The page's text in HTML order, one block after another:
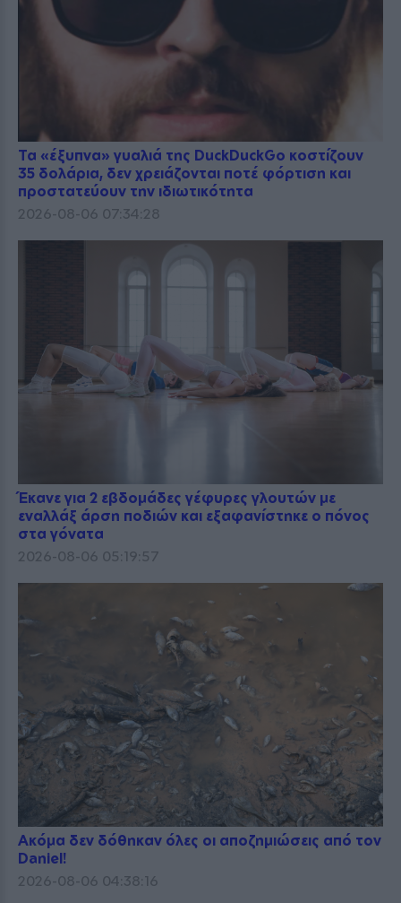
Τα «έξυπνα» γυαλιά της DuckDuckGo κοστίζουν
35 δολάρια, δεν χρειάζονται ποτέ φόρτιση και
προστατεύουν την ιδιωτικότητα
2026-08-06 07:34:28
Έκανε για 2 εβδομάδες γέφυρες γλουτών με
εναλλάξ άρση ποδιών και εξαφανίστηκε ο πόνος
στα γόνατα
2026-08-06 05:19:57
Ακόμα δεν δόθηκαν όλες οι αποζημιώσεις από τον
Daniel!
2026-08-06 04:38:16